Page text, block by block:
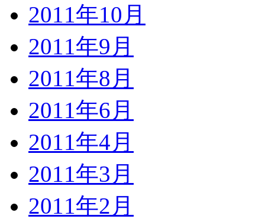
2011年10月
2011年9月
2011年8月
2011年6月
2011年4月
2011年3月
2011年2月